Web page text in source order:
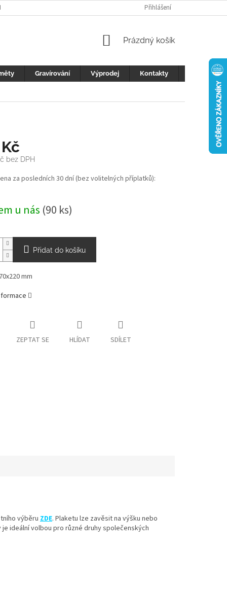
REKLAMACE
Přihlášení
NÁKUPNÍ
Prázdný košík
Gravírování Výprodej Kontakty
bez DPH
za posledních 30 dní (bez volitelných příplatků):
u nás (90 ks)
Přidat do košíku
mm
ZEPTAT SE HLÍDAT SDÍLET
výběru ZDE. Plaketu lze zavěsit na výšku nebo
ideální volbou pro různé druhy společenských